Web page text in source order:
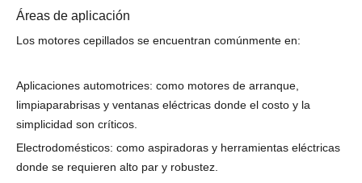
Áreas de aplicación
Los motores cepillados se encuentran comúnmente en:
Aplicaciones automotrices: como motores de arranque,
limpiaparabrisas y ventanas eléctricas donde el costo y la
simplicidad son críticos.
Electrodomésticos: como aspiradoras y herramientas eléctricas
donde se requieren alto par y robustez.